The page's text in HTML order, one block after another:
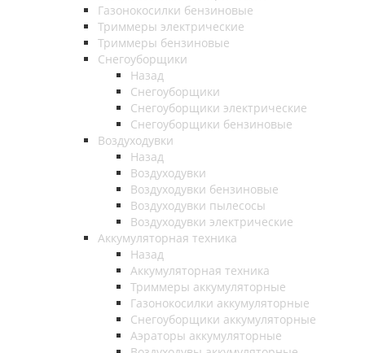
Газонокосилки бензиновые
Триммеры электрические
Триммеры бензиновые
Снегоуборщики
Назад
Снегоуборщики
Снегоуборщики электрические
Снегоуборщики бензиновые
Воздуходувки
Назад
Воздуходувки
Воздуходувки бензиновые
Воздуходувки пылесосы
Воздуходувки электрические
Аккумуляторная техника
Назад
Аккумуляторная техника
Триммеры аккумуляторные
Газонокосилки аккумуляторные
Снегоуборщики аккумуляторные
Аэраторы аккумуляторные